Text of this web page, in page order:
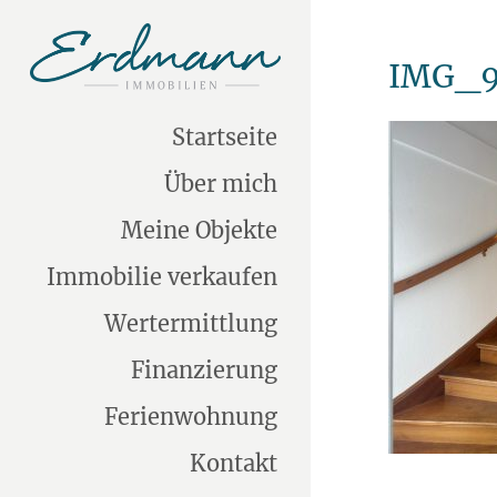
Startseite
Über mich
Meine Objekte
Immobilie verkaufen
Wertermittlung
Finanzierung
Ferienwohnung
Kontakt